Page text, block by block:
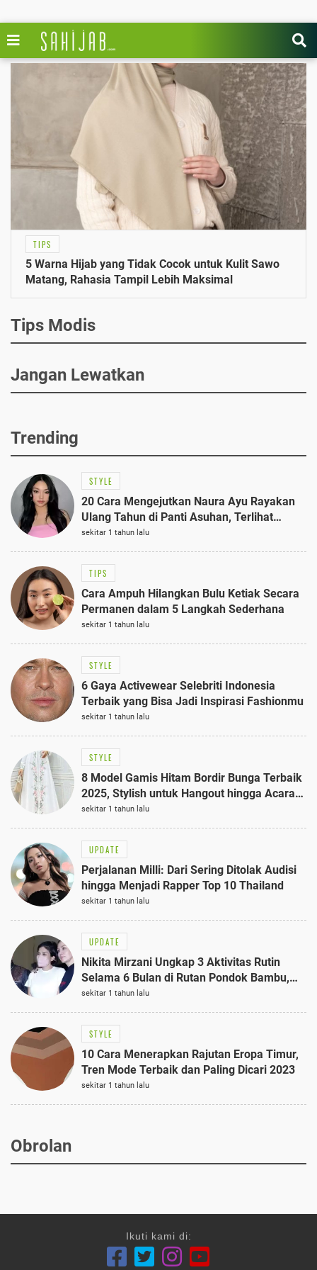
TIPS
5 Warna Hijab yang Tidak Cocok untuk Kulit Sawo
Matang, Rahasia Tampil Lebih Maksimal
Tips Modis
Jangan Lewatkan
Trending
STYLE
20 Cara Mengejutkan Naura Ayu Rayakan
Ulang Tahun di Panti Asuhan, Terlihat
Anggun dengan Kaftan Cokelat
sekitar 1 tahun lalu
TIPS
Cara Ampuh Hilangkan Bulu Ketiak Secara
Permanen dalam 5 Langkah Sederhana
sekitar 1 tahun lalu
STYLE
6 Gaya Activewear Selebriti Indonesia
Terbaik yang Bisa Jadi Inspirasi Fashionmu
sekitar 1 tahun lalu
STYLE
8 Model Gamis Hitam Bordir Bunga Terbaik
2025, Stylish untuk Hangout hingga Acara
Semi-Formal
sekitar 1 tahun lalu
UPDATE
Perjalanan Milli: Dari Sering Ditolak Audisi
hingga Menjadi Rapper Top 10 Thailand
sekitar 1 tahun lalu
UPDATE
Nikita Mirzani Ungkap 3 Aktivitas Rutin
Selama 6 Bulan di Rutan Pondok Bambu,
Terungkap!
sekitar 1 tahun lalu
STYLE
10 Cara Menerapkan Rajutan Eropa Timur,
Tren Mode Terbaik dan Paling Dicari 2023
sekitar 1 tahun lalu
Obrolan
Ikuti kami di: